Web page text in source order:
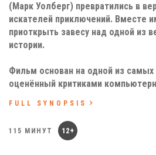
(Марк Уолберг) превратились в
искателей приключений. Вместе
приоткрыть завесу над одной из
истории.
Фильм основан на одной из
оценённый критиками
FULL SYNOPSIS
115 МИНУТ 12+